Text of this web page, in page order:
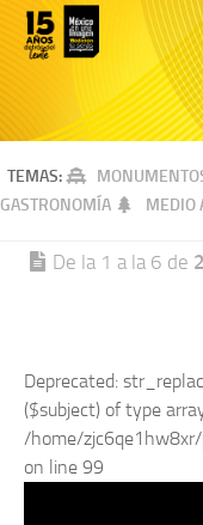
TEMAS:
GASTRONOMÍA
MEDIO
De la 1 a la 6 de
Deprecated:
($subject) of type
/home/
on line 99